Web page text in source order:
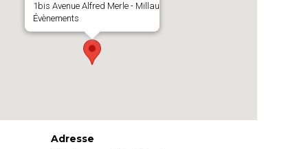
1bis Avenue Alfred Merle - Millau
Évènements
Adresse